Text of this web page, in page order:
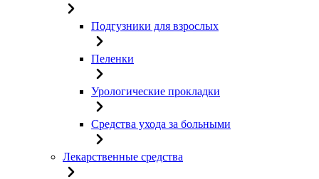
Подгузники для взрослых
Пеленки
Урологические прокладки
Средства ухода за больными
Лекарственные средства